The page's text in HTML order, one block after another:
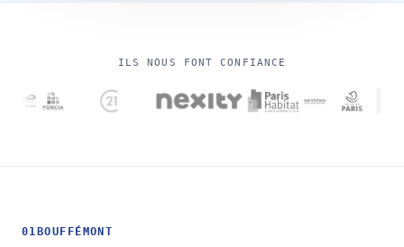
ILS NOUS FONT CONFIANCE
01 BOUFFÉMONT